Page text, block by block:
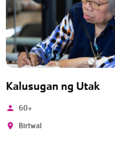
Kalusugan ng Utak
60+
Birtwal